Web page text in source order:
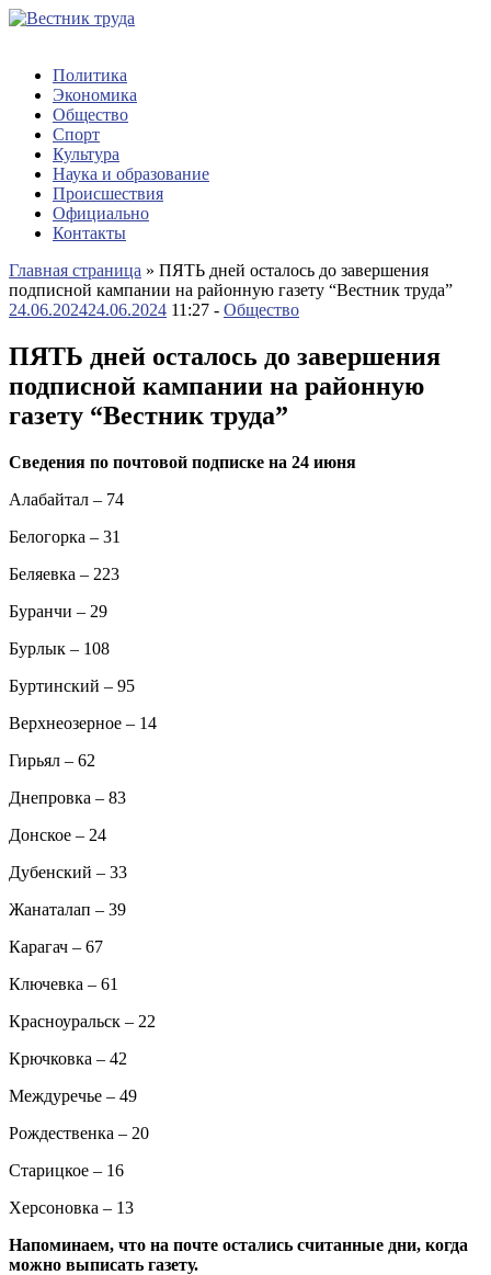
Политика
Экономика
Общество
Спорт
Культура
Наука и образование
Происшествия
Официально
Контакты
Главная страница » ПЯТЬ дней осталось до завершения
подписной кампании на районную газету “Вестник труда”
24.06.202424.06.2024 11:27 - Общество
ПЯТЬ дней осталось до завершения
подписной кампании на районную
газету “Вестник труда”
Сведения по почтовой подписке на 24 июня
Алабайтал – 74
Белогорка – 31
Беляевка – 223
Буранчи – 29
Бурлык – 108
Буртинский – 95
Верхнеозерное – 14
Гирьял – 62
Днепровка – 83
Донское – 24
Дубенский – 33
Жанаталап – 39
Карагач – 67
Ключевка – 61
Красноуральск – 22
Крючковка – 42
Междуречье – 49
Рождественка – 20
Старицкое – 16
Херсоновка – 13
Напоминаем, что на почте остались считанные дни, когда
можно выписать газету.